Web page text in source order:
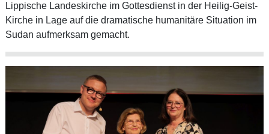
Lippische Landeskirche im Gottesdienst in der Heilig-Geist-
Kirche in Lage auf die dramatische humanitäre Situation im
Sudan aufmerksam gemacht.